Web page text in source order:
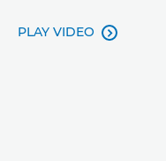
PLAY VIDEO 